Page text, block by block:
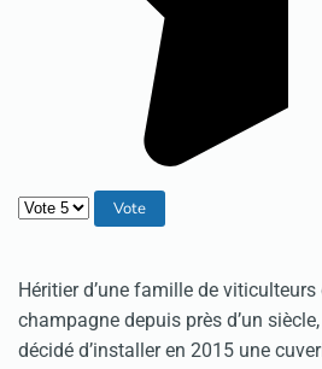
Veuillez voter
Héritier d’une famille de
champagne depuis près d’un
décidé d’installer en 2015 une